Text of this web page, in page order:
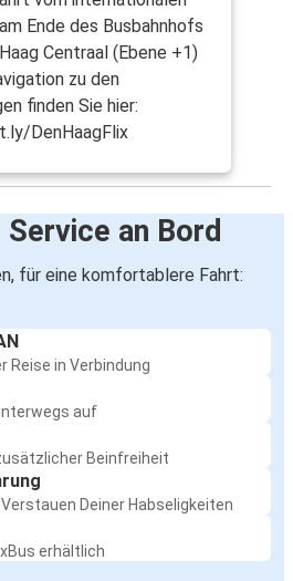
Ende des Busbahnhofs
Centraal (Ebene +1)
zu den
finden Sie hier:
DenHaagFlix
an Bord
für eine komfortablere Fahrt:
Reise in Verbindung
auf
Beinfreiheit
Deiner Habseligkeiten
erhältlich